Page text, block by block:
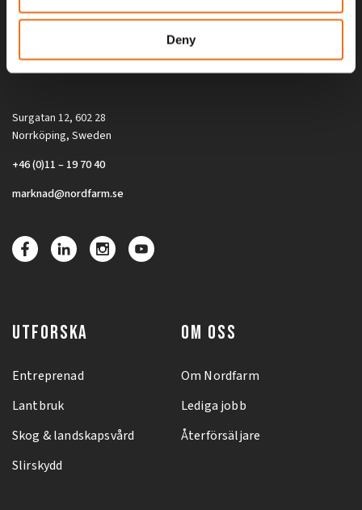
Deny
Alla priser på tillbehör och tillval gäller vid köp av ny maskin. Priserna
gäller inte vid köp av enskild produkt, till exempel
Surgatan 12, 602 28
Norrköping, Sweden
+46 (0)11 – 19 70 40
marknad@nordfarm.se
UTFORSKA
Entreprenad
Lantbruk
Skog & landskapsvård
Slirskydd
OM OSS
Om Nordfarm
Lediga jobb
Återförsäljare